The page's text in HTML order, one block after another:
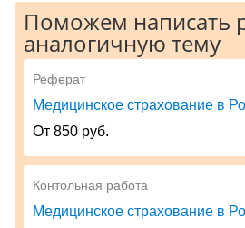
Поможем написать
аналогичную тему
Реферат
Медицинское страхование в
От 850 руб.
Контольная работа
Медицинское страхование в